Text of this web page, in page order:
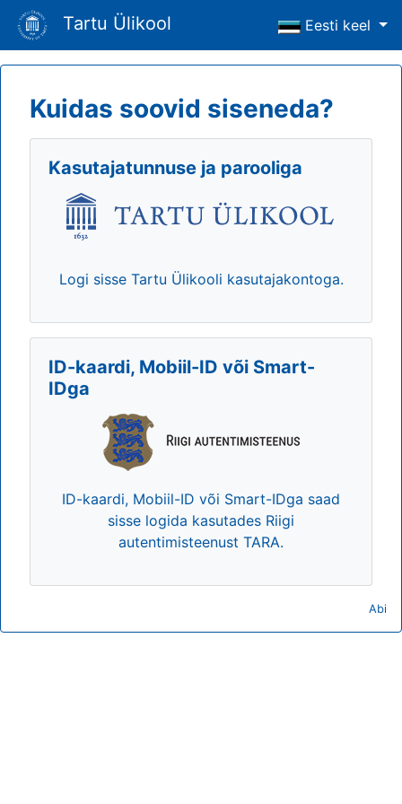
Tartu Ülikool Eesti keel
Kuidas soovid siseneda?
Kasutajatunnuse ja parooliga
Logi sisse Tartu Ülikooli kasutajakontoga.
ID-kaardi, Mobiil-ID või Smart-
IDga
ID-kaardi, Mobiil-ID või Smart-IDga saad
sisse logida kasutades Riigi
autentimisteenust TARA.
Abi